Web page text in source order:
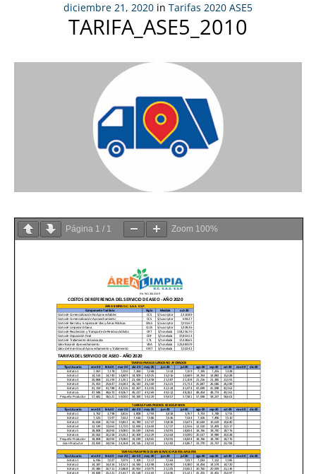
diciembre 21, 2020 in Tarifas 2020 ASE5
TARIFA_ASE5_2010
Página 1 / 1 Zoom 100%